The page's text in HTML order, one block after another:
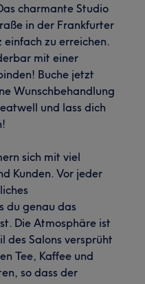
charmante Studio
in der Frankfurter
zu erreichen.
mit einer
Buche jetzt
Wunschbehandlung
und lass dich
sich mit viel
Kunden. Vor jeder
du genau das
Die Atmosphäre ist
des Salons versprüht
Tee, Kaffee und
so dass der